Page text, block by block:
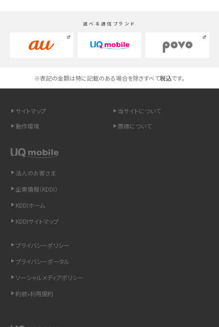
高校生にスマホ制限は必要？所持率やメリット・デメリットを詳しく紹介
スマホのネット通信速度が遅い原因は？すぐできる対処法や見直すポイントを解
iCloudの使用容量を減らす9つの方法！使用状況の確認手順も紹介
インスタのDMの送り方は？便利機能の使い方や注意点をわかりやすく解説
選べる通信ブランド
※表記の金額は特に記載のある場合を除きすべて税込です。
サイトマップ
当サイトについて
動作環境
商標について
法人のお客さま
企業情報（KDDI）
KDDIホーム
KDDIサイトマップ
プライバシーポリシー
プライバシーポータル
ソーシャルメディアポリシー
約款•利用規約